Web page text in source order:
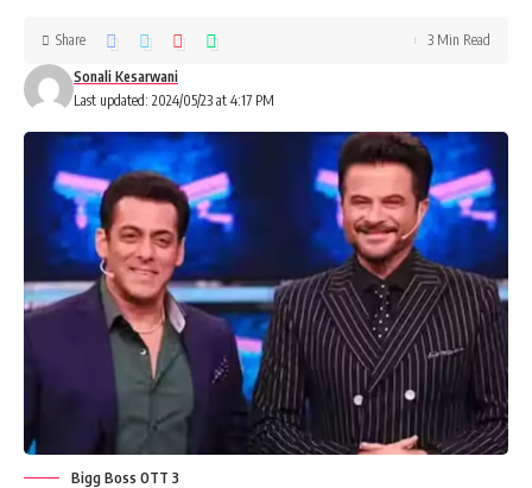
Last updated: 2024/05/23 at 4:17 PM
Sonali Kesarwani
Share 3 Min Read
Bigg Boss OTT 3